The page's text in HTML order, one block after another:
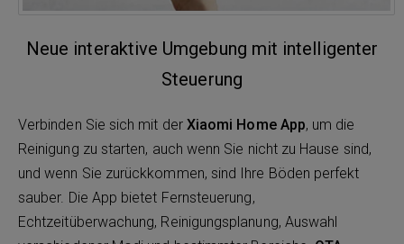
Neue interaktive Umgebung mit intelligenter
Steuerung
Verbinden Sie sich mit der Xiaomi Home App, um die
Reinigung zu starten, auch wenn Sie nicht zu Hause sind,
und wenn Sie zurückkommen, sind Ihre Böden perfekt
sauber. Die App bietet Fernsteuerung,
Echtzeitüberwachung, Reinigungsplanung, Auswahl